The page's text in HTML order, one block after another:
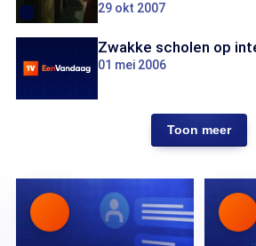
29 okt 2007
Zwakke scholen op
01 mei 2006
Toon meer